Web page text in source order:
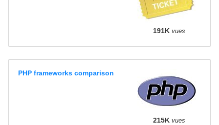
191K vues
PHP frameworks comparison
215K vues